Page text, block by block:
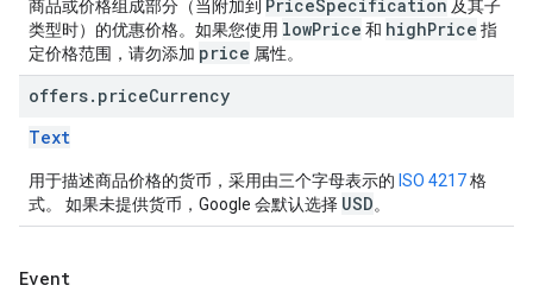
商品或价格组成部分（当附加到 PriceSpecification 及其子
类型时）的优惠价格。如果您使用 lowPrice 和 highPrice 指
定价格范围，请勿添加 price 属性。
offers. priceCurrency
Text
用于描述商品价格的货币，采用由三个字母表示的 ISO 4217格
式。 如果未提供货币，Google 会默认选择 USD。
Event